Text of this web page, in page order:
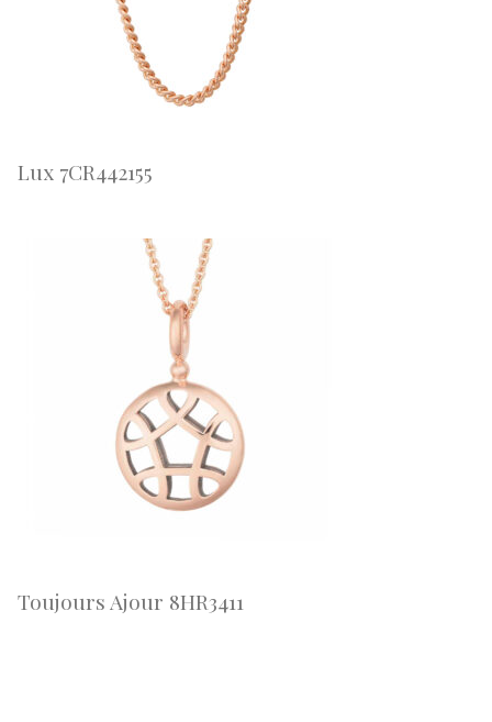
Lux 7CR442155
Toujours Ajour 8HR3411